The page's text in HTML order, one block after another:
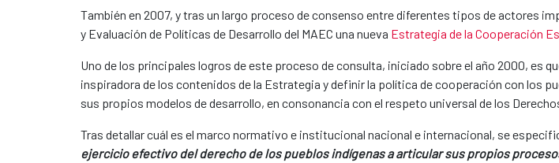
También en 2007, y tras un largo proceso de consenso entre diferentes tipos de actores
y Evaluación de Políticas de Desarrollo del MAEC una nueva Estrategia de la Cooperación
Uno de los principales logros de este proceso de consulta, iniciado sobre el año 2000, es
inspiradora de los contenidos de la Estrategia y definir la política de cooperación con los
sus propios modelos de desarrollo, en consonancia con el respeto universal de los
Tras detallar cuál es el marco normativo e institucional nacional e internacional, se
ejercicio efectivo del derecho de los pueblos indígenas a articular sus propios